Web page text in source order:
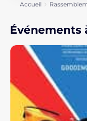
Accueil
Événements